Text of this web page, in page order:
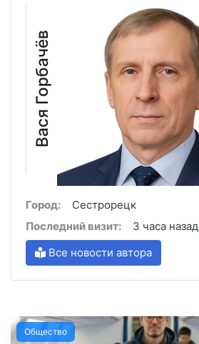
Вася Горбачёв
Город:
Сестрорецк
Последний визит:
3 часа назад
Все новости автора
Общество